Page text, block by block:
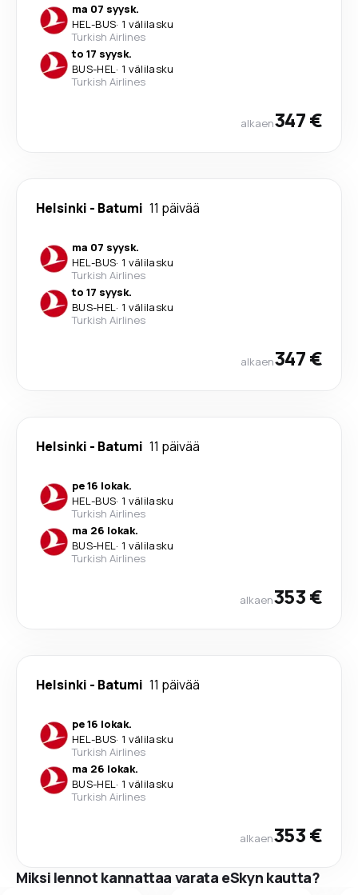
ma 07 syysk.
HEL-BUS· 1 välilasku
Turkish Airlines
to 17 syysk.
BUS-HEL· 1 välilasku
Turkish Airlines
alkaen347 €
Helsinki - Batumi 11 päivää
ma 07 syysk.
HEL-BUS· 1 välilasku
Turkish Airlines
to 17 syysk.
BUS-HEL· 1 välilasku
Turkish Airlines
alkaen347 €
Helsinki - Batumi 11 päivää
pe 16 lokak.
HEL-BUS· 1 välilasku
Turkish Airlines
ma 26 lokak.
BUS-HEL· 1 välilasku
Turkish Airlines
alkaen353 €
Helsinki - Batumi 11 päivää
pe 16 lokak.
HEL-BUS· 1 välilasku
Turkish Airlines
ma 26 lokak.
BUS-HEL· 1 välilasku
Turkish Airlines
alkaen353 €
Miksi lennot kannattaa varata eSkyn kautta?